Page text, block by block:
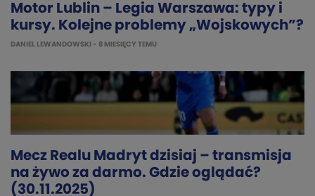
Motor Lublin – Legia Warszawa: typy i
kursy. Kolejne problemy „Wojskowych”?
DANIEL LEWANDOWSKI - 8 MIESIĘCY TEMU
Mecz Realu Madryt dzisiaj – transmisja
na żywo za darmo. Gdzie oglądać?
(30.11.2025)